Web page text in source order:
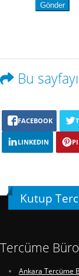
Bu
FACEBOOK
LINKEDIN
Kutup
Tercüme
Ankara Tercüme